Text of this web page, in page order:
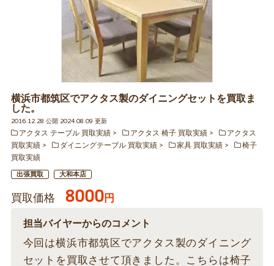
横浜市都筑区でアクタス製のダイニングセットを買取ま
した。
2016.12.28 公開 2024.08.09 更新
アクタス テーブル 買取実績
アクタス 椅子 買取実績
アクタス
買取実績
ダイニングテーブル 買取実績 家具 買取実績
椅子
買取実績
出張買取 大和本店
買取価格 8000円
担当バイヤーからのコメント
今回は横浜市都筑区でアクタス製のダイニング
セットを買取させて頂きました。こちらは椅子